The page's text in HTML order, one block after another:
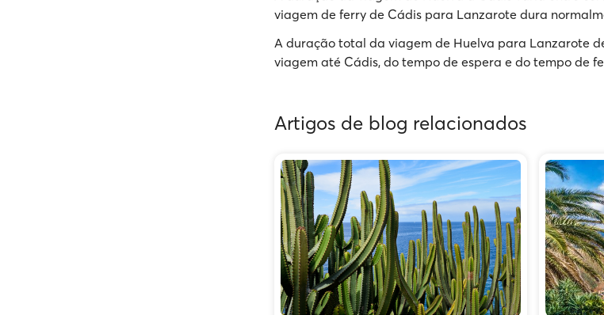
viagem de ferry de Cádis para Lanzarote dura
A duração total da viagem de Huelva para Lanzarote
viagem até Cádis, do tempo de espera e do tempo de
Artigos de blog relacionados